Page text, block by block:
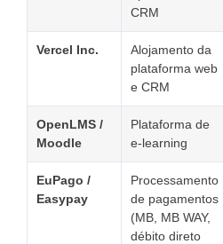
CRM
Vercel Inc.
Alojamento da
plataforma web
e CRM
OpenLMS /
Moodle
Plataforma de
e-learning
EuPago /
Easypay
Processamento
de pagamentos
(MB, MB WAY,
débito direto